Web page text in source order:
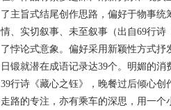
了主旨式结尾创作思路，偏好于物事
情、实切叙事、未至叙事（出自69行
了悖论式意象。偏好采用新颖性方式
日锻就潜在成语记录达39个。明媚的
39行诗《藏心之钰》，晚餐过后倾心
走路的专注，亦有乘车的深思，用一